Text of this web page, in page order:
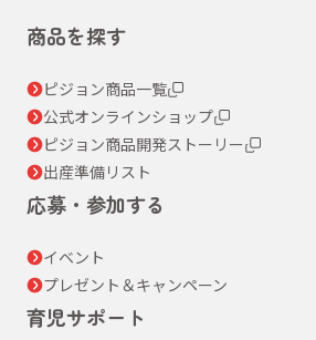
商品を探す
ピジョン商品一覧
公式オンラインショップ
ピジョン商品開発ストーリー
出産準備リスト
応募・参加する
イベント
プレゼント＆キャンペーン
育児サポート